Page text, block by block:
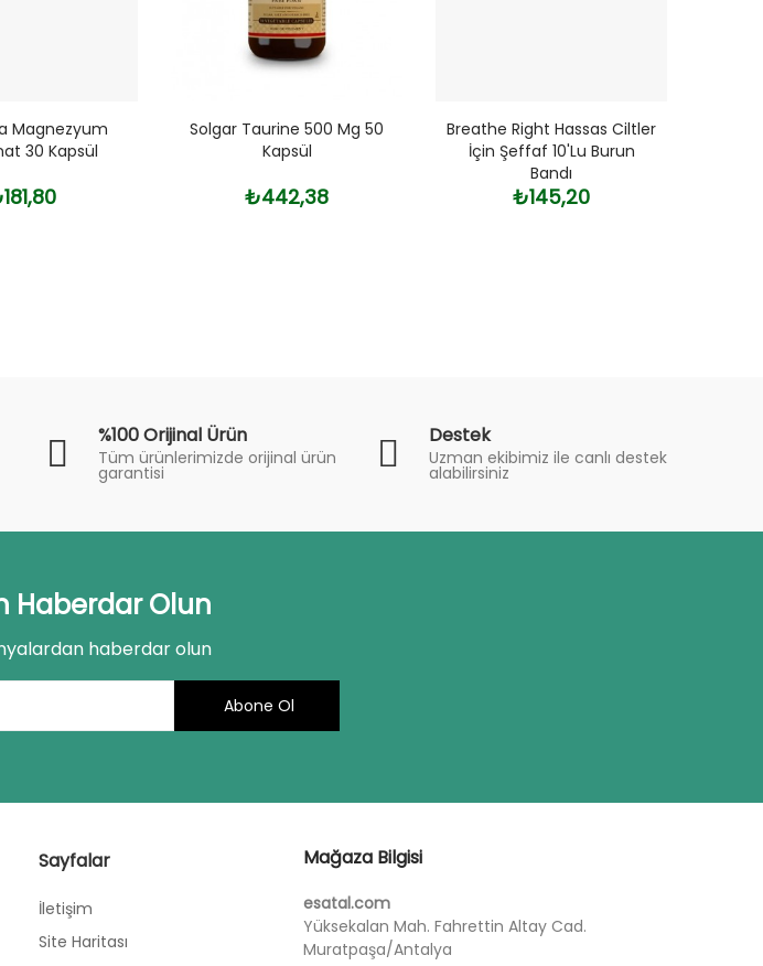
Magnezyum
30 Kapsül
Solgar Taurine 500 Mg 50
Kapsül
₺442,38
Breathe Right Hassas Ciltler
İçin Şeffaf 10'lu Burun
Bandı
₺145,20
%100 Orijinal Ürün
Tüm ürünlerimizde orijinal ürün
garantisi
Destek
Uzman ekibimiz ile canlı destek
alabilirsiniz
Haberdar Olun
haberdar olun
Abone Ol
Sayfalar
İletişim
Site Haritası
Mağaza Bilgisi
esatal.com
Yüksekalan Mah. Fahrettin Altay Cad.
Muratpaşa/Antalya